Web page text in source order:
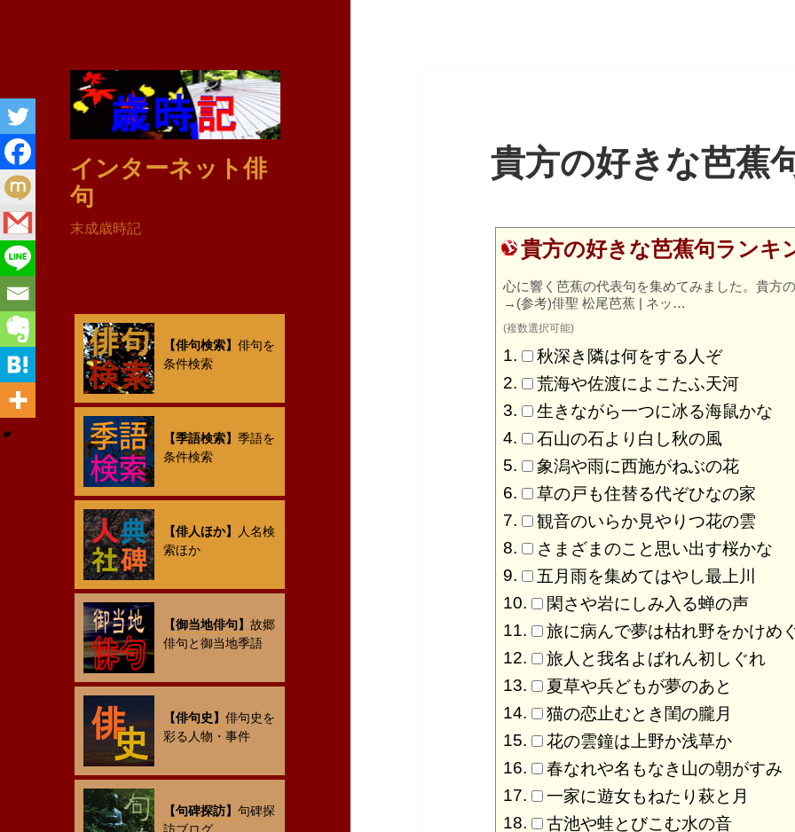
インターネット俳
句
末成歳時記
【俳句検索】俳句を
条件検索
【季語検索】季語を
条件検索
【俳人ほか】 人名検
索ほか
【御当地俳句】故郷
俳句と御当地季語
【俳句史】俳句史を
彩る人物・事件
【句碑探訪】句碑探
訪ブログ
貴方の好きな芭蕉
貴方の好きな芭蕉句ランキ
心に響く芭蕉の代表句を集めてみました。貴方
→ (参考)俳聖 松尾芭蕉 | ネッ…
(複数選択可能)
秋深き隣は何をする人ぞ
荒海や佐渡によこたふ天河
生きながら一つに冰る海鼠かな
石山の石より白し秋の風
象潟や雨に西施がねぶの花
草の戸も住替る代ぞひなの家
観音のいらか見やりつ花の雲
さまざまのこと思い出す桜かな
五月雨を集めてはやし最上川
閑さや岩にしみ入る蝉の声
旅に病んで夢は枯れ野をかけめ
旅人と我名よばれん初しぐれ
夏草や兵どもが夢のあと
猫の恋止むとき閨の朧月
花の雲鐘は上野か浅草か
春なれや名もなき山の朝がすみ
一家に遊女もねたり萩と月
古池や蛙とびこむ水の音